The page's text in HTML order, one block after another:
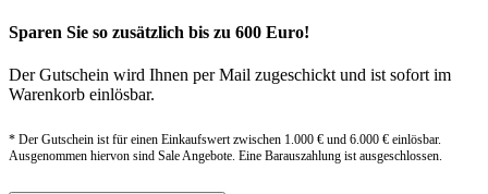
Sparen Sie so zusätzlich bis zu 600 Euro!
Der Gutschein wird Ihnen per Mail zugeschickt und ist sofort im
Warenkorb einlösbar.
* Der Gutschein ist für einen Einkaufswert zwischen 1.000 € und 6.000 € einlösbar.
Ausgenommen hiervon sind Sale Angebote. Eine Barauszahlung ist ausgeschlossen.